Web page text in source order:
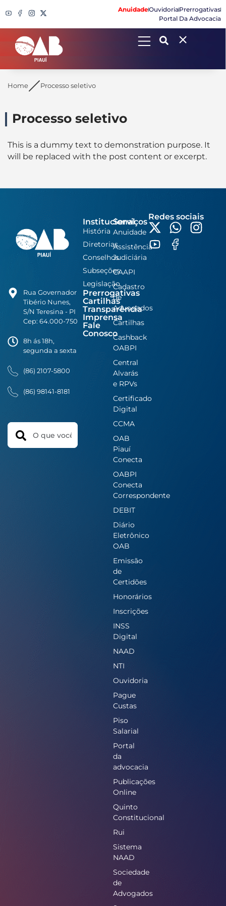
AnuidadeOuvidoriaPrerrogativas
Portal Da Advocacia
Search
Home Processo seletivo
Processo seletivo
This is a dummy text to demonstration purpose. It
will be replaced with the post content or excerpt.
Rua Governador
Tibério Nunes,
S/N Teresina - PI
Cep: 64.000-750
8h ás 18h,
segunda a sexta
(86) 2107-5800
(86) 98141-8181
Search
Institucional
História
Diretorias
Conselhos
Subseções
Legislação
Prerrogativas
Cartilhas
Transparência
Imprensa
Fale
Conosco
Serviços
Anuidade
Assistência
Judiciária
CAAPI
Cadastro
de
Advogados
Cartilhas
Cashback
OABPI
Central
Alvarás
e RPVs
Certificado
Digital
CCMA
OAB
Piauí
Conecta
OABPI
Conecta
Correspondente
DEBIT
Diário
Eletrônico
OAB
Emissão
de
Certidões
Honorários
Inscrições
INSS
Digital
NAAD
NTI
Ouvidoria
Pague
Custas
Piso
Salarial
Portal
da
advocacia
Publicações
Online
Quinto
Constitucional
Rui
Sistema
NAAD
Sociedade
de
Advogados
Redes sociais